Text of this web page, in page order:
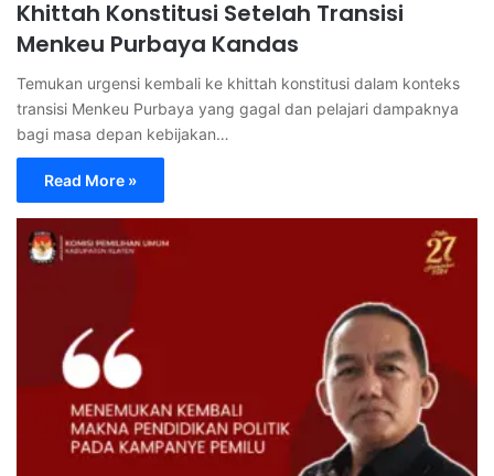
Khittah Konstitusi Setelah Transisi
Menkeu Purbaya Kandas
Temukan urgensi kembali ke khittah konstitusi dalam konteks
transisi Menkeu Purbaya yang gagal dan pelajari dampaknya
bagi masa depan kebijakan…
Read More »